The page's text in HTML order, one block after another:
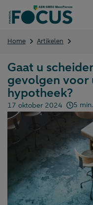
naar
Home Artikelen
Wat
zijn
voor
huis
en
Gaat u
gevolgen voor
hypotheek?
Gepubliceerd op:
17 oktober 2024 5